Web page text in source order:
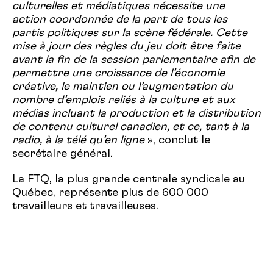
culturelles et médiatiques nécessite une
action coordonnée de la part de tous les
partis politiques sur la scène fédérale. Cette
mise à jour des règles du jeu doit être faite
avant la fin de la session parlementaire afin de
permettre une croissance de l’économie
créative, le maintien ou l’augmentation du
nombre d’emplois reliés à la culture et aux
médias incluant la production et la distribution
de contenu culturel canadien, et ce, tant à la
radio, à la télé qu’en ligne», conclut le
secrétaire général.
La FTQ, la plus grande centrale syndicale au
Québec, représente plus de 600 000
travailleurs et travailleuses.